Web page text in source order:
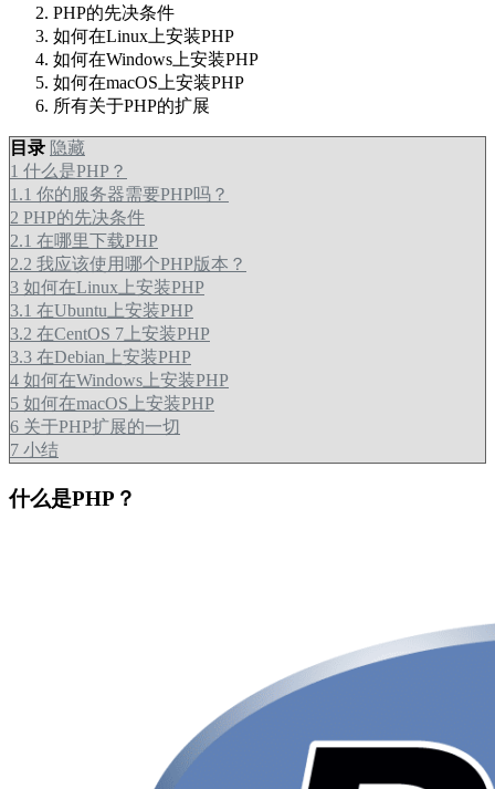
PHP的先决条件
如何在Linux上安装PHP
如何在Windows上安装PHP
如何在macOS上安装PHP
所有关于PHP的扩展
目录 隐藏
1 什么是PHP？
1.1 你的服务器需要PHP吗？
2 PHP的先决条件
2.1 在哪里下载PHP
2.2 我应该使用哪个PHP版本？
3 如何在Linux上安装PHP
3.1 在Ubuntu上安装PHP
3.2 在CentOS 7上安装PHP
3.3 在Debian上安装PHP
4 如何在Windows上安装PHP
5 如何在macOS上安装PHP
6 关于PHP扩展的一切
7 小结
什么是PHP？